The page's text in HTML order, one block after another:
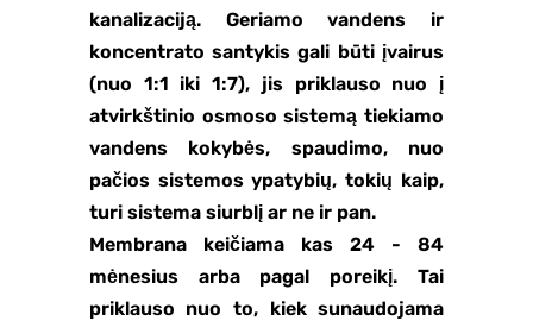
kanalizaciją. Geriamo vandens ir
koncentrato santykis gali būti įvairus
(nuo 1:1 iki 1:7), jis priklauso nuo į
atvirkštinio osmoso sistemą tiekiamo
vandens kokybės, spaudimo, nuo
pačios sistemos ypatybių, tokių kaip,
turi sistema siurblį ar ne ir pan.
Membrana keičiama kas 24 - 84
mėnesius arba pagal poreikį. Tai
priklauso nuo to, kiek sunaudojama